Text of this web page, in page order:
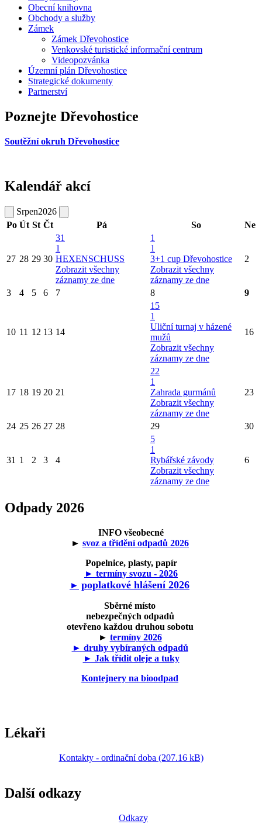
Obecní knihovna
Obchody a služby
Zámek
Zámek Dřevohostice
Venkovské turistické informační centrum
Videopozvánka
Územní plán Dřevohostice
Strategické dokumenty
Partnerství
Poznejte Dřevohostice
Soutěžní okruh Dřevohostice
Kalendář akcí
Srpen2026
Po Út St Čt Pá So Ne
27 28 29 30
31
1
HEXENSCHUSS
Zobrazit všechny
záznamy ze dne
1
1
3+1 cup Dřevohostice
Zobrazit všechny
záznamy ze dne
2
3 4 5 6 7 8 9
10 11 12 13 14
15
1
Uliční turnaj v házené
mužů
Zobrazit všechny
záznamy ze dne
16
17 18 19 20 21
22
1
Zahrada gurmánů
Zobrazit všechny
záznamy ze dne
23
24 25 26 27 28 29 30
31 1 2 3 4
5
1
Rybářské závody
Zobrazit všechny
záznamy ze dne
6
Odpady 2026
INFO všeobecné
► svoz a třídění odpadů 2026
Popelnice, plasty, papír
► termíny svozu - 2026
► poplatkové hlášení 2026
Sběrné místo
nebezpečných odpadů
otevřeno každou druhou sobotu
► termíny 2026
► druhy vybíraných odpadů
► Jak třídit oleje a tuky
Kontejnery na bioodpad
Lékaři
Kontakty - ordinační doba (207.16 kB)
Další odkazy
Odkazy